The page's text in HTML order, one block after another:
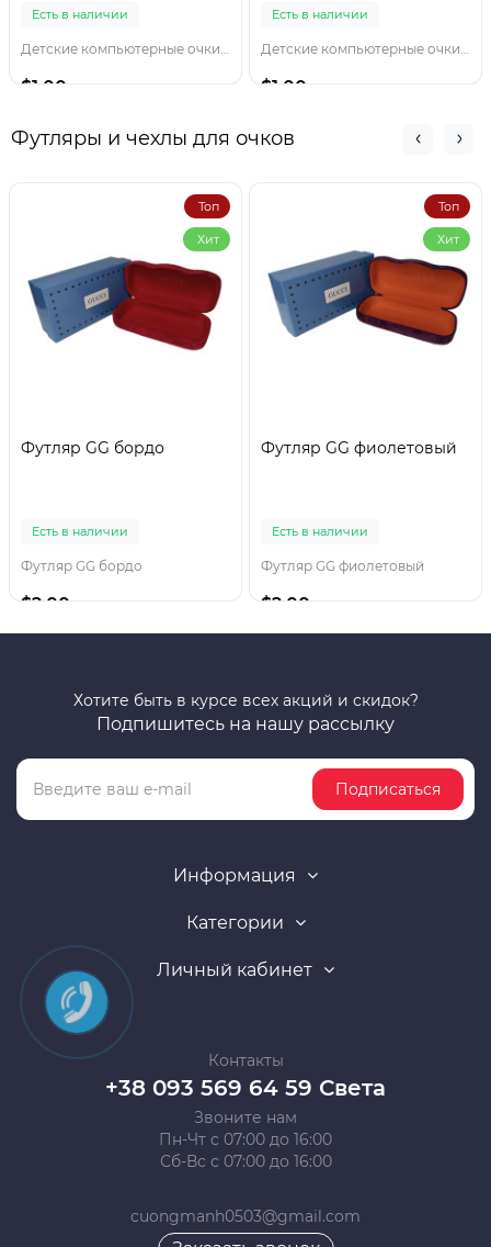
Есть в наличии
Детские компьютерные очки 1666 желто-голубы
$1.00
Есть в наличии
Детские компьютерные очки 1666 красно-розов
$1.00
Футляры и чехлы для очков
Топ
Хит
Футляр GG бордо
Есть в наличии
Футляр GG бордо
$2.00
Топ
Хит
Футляр GG фиолетовый
Есть в наличии
Футляр GG фиолетовый
$2.00
Хотите быть в курсе всех акций и скидок?
Подпишитесь на нашу рассылку
Подписаться
Информация
Категории
Личный кабинет
Контакты
+38 093 569 64 59 Света
Звоните нам
Пн-Чт с 07:00 до 16:00
Сб-Вс с 07:00 до 16:00
cuongmanh0503@gmail.com